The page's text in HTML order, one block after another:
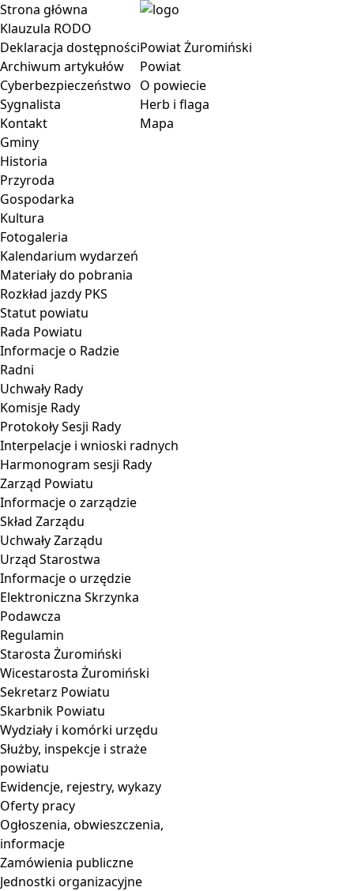
Strona główna
Klauzula RODO
Deklaracja dostępności
Archiwum artykułów
Cyberbezpieczeństwo
Sygnalista
Kontakt
Powiat Żuromiński
Powiat
O powiecie
Herb i flaga
Mapa
Gminy
Historia
Przyroda
Gospodarka
Kultura
Fotogaleria
Kalendarium wydarzeń
Materiały do pobrania
Rozkład jazdy PKS
Statut powiatu
Rada Powiatu
Informacje o Radzie
Radni
Uchwały Rady
Komisje Rady
Protokoły Sesji Rady
Interpelacje i wnioski radnych
Harmonogram sesji Rady
Zarząd Powiatu
Informacje o zarządzie
Skład Zarządu
Uchwały Zarządu
Urząd Starostwa
Informacje o urzędzie
Elektroniczna Skrzynka
Podawcza
Regulamin
Starosta Żuromiński
Wicestarosta Żuromiński
Sekretarz Powiatu
Skarbnik Powiatu
Wydziały i komórki urzędu
Służby, inspekcje i straże
powiatu
Ewidencje, rejestry, wykazy
Oferty pracy
Ogłoszenia, obwieszczenia,
informacje
Zamówienia publiczne
Jednostki organizacyjne